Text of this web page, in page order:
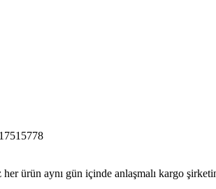
her ürün aynı gün içinde anlaşmalı kargo